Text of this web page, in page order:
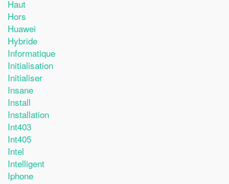
Haut
Hors
Huawei
Hybride
Informatique
Initialisation
Initialiser
Insane
Install
Installation
Int403
Int405
Intel
Intelligent
Iphone